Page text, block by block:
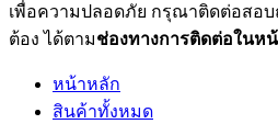
เพื่อความปลอดภัย กรุณาติดต่อสอ
ต้อง ได้ตามช่องทางการติดต่อในห
หน้าหลัก
สินค้าทั้งหมด